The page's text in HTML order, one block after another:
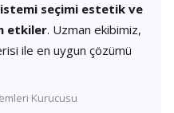
seçimi estetik ve
etkiler. Uzman ekibimiz,
ile en uygun çözümü
Kurucusu